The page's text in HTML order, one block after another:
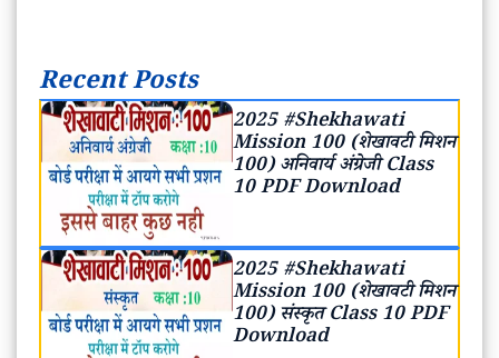
Recent Posts
2025 #Shekhawati
Mission 100 (शेखावटी मिशन
100) अनिवार्य अंग्रेजी Class
10 PDF Download
2025 #Shekhawati
Mission 100 (शेखावटी मिशन
100) संस्कृत Class 10 PDF
Download